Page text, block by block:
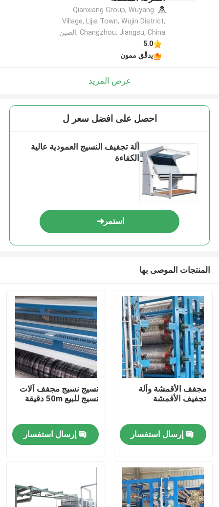
منزل
منتجات
معلومات عنا
Qianxiang Group, Wuyang
Village, Lijia Town, Wujin District,
Changzhou, Jiangsu, China ,الصين
5.0
يدقّق ممون
عرض المزيد
احصل على افضل سعر ل
آلة تجفيف النسيج العمودية عالية
الكفاءة
استمر
المنتجات الموصى بها
مجفف الأقمشة وآلة
تجفيف الأقمشة
إرسال استفسار
نسيج نسيج مجفف آلات
نسيج للبيع 50m دقيقة
إرسال استفسار